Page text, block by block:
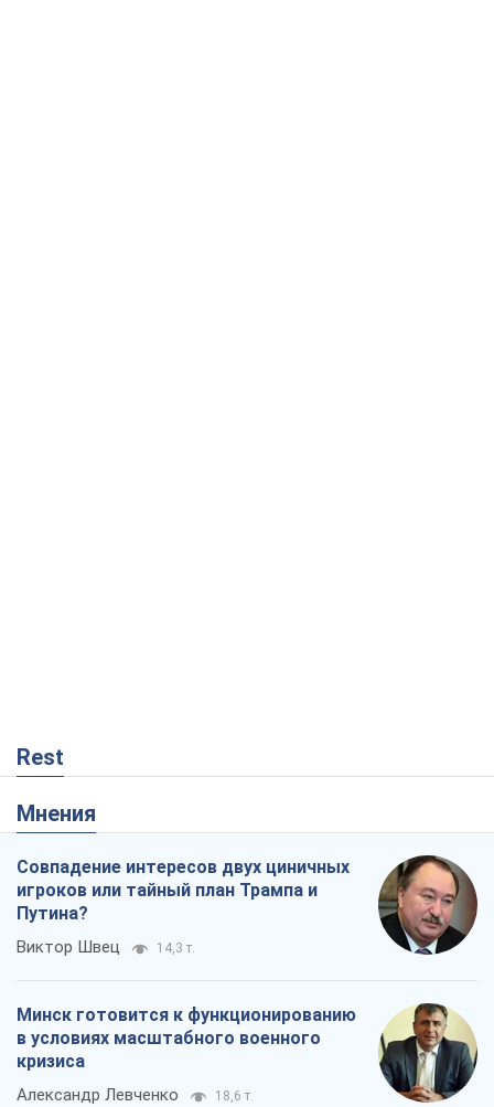
Rest
Мнения
Совпадение интересов двух циничных
игроков или тайный план Трампа и
Путина?
Виктор Швец 14,3 т.
Минск готовится к функционированию
в условиях масштабного военного
кризиса
Александр Левченко 18,6 т.